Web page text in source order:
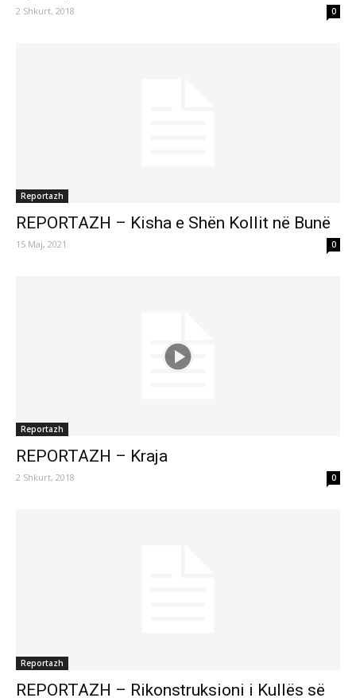
2 Shkurt, 2018 0
Reportazh
REPORTAZH – Kisha e Shën Kollit në Bunë
15 Maj, 2021 0
Reportazh
REPORTAZH – Kraja
2 Shkurt, 2018 0
Reportazh
REPORTAZH – Rikonstruksioni i Kullës së